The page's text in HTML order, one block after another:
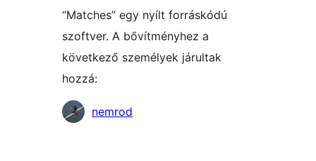
“Matches” egy nyílt forráskódú
szoftver. A bővítményhez a
következő személyek járultak
hozzá:
Közreműködők
nemrod